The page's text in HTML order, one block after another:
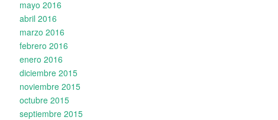
mayo 2016
abril 2016
marzo 2016
febrero 2016
enero 2016
diciembre 2015
noviembre 2015
octubre 2015
septiembre 2015